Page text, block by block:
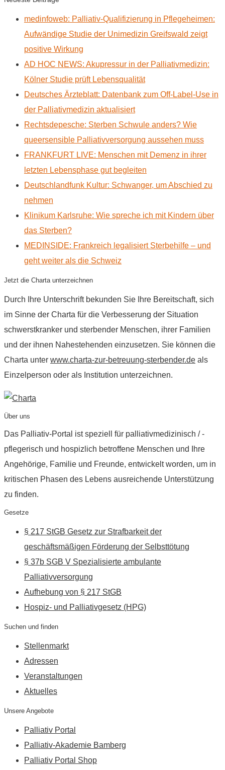
medinfoweb: Palliativ-Qualifizierung in Pflegeheimen:
Aufwändige Studie der Unimedizin Greifswald zeigt
positive Wirkung
AD HOC NEWS: Akupressur in der Palliativmedizin:
Kölner Studie prüft Lebensqualität
Deutsches Ärzteblatt: Datenbank zum Off-Label-Use in
der Palliativmedizin aktualisiert
Rechtsdepesche: Sterben Schwule anders? Wie
queersensible Palliativversorgung aussehen muss
FRANKFURT LIVE: Menschen mit Demenz in ihrer
letzten Lebensphase gut begleiten
Deutschlandfunk Kultur: Schwanger, um Abschied zu
nehmen
Klinikum Karlsruhe: Wie spreche ich mit Kindern über
das Sterben?
MEDINSIDE: Frankreich legalisiert Sterbehilfe – und
geht weiter als die Schweiz
Jetzt die Charta unterzeichnen
Durch Ihre Unterschrift bekunden Sie Ihre Bereitschaft, sich
im Sinne der Charta für die Verbesserung der Situation
schwerstkranker und sterbender Menschen, ihrer Familien
und der ihnen Nahestehenden einzusetzen. Sie können die
Charta unter www.charta-zur-betreuung-sterbender.de als
Einzelperson oder als Institution unterzeichnen.
Über uns
Das Palliativ-Portal ist speziell für palliativmedizinisch / -
pflegerisch und hospizlich betroffene Menschen und Ihre
Angehörige, Familie und Freunde, entwickelt worden, um in
kritischen Phasen des Lebens ausreichende Unterstützung
zu finden.
Gesetze
§ 217 StGB Gesetz zur Strafbarkeit der
geschäftsmäßigen Förderung der Selbsttötung
§ 37b SGB V Spezialisierte ambulante
Palliativversorgung
Aufhebung von § 217 StGB
Hospiz- und Palliativgesetz (HPG)
Suchen und finden
Stellenmarkt
Adressen
Veranstaltungen
Aktuelles
Unsere Angebote
Palliativ Portal
Palliativ-Akademie Bamberg
Palliativ Portal Shop